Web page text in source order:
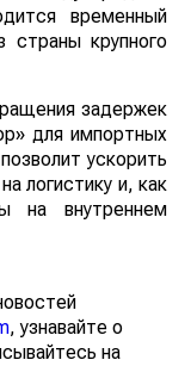
организациях
месяца на вывоз
задержек
для импортных
ускорить
логистику и, как
на внутреннем
, узнавайте о
на